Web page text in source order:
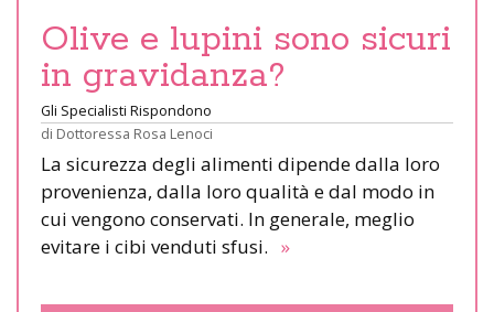
Olive e lupini sono sicuri
in gravidanza?
Gli Specialisti Rispondono
di Dottoressa Rosa Lenoci
La sicurezza degli alimenti dipende dalla loro
provenienza, dalla loro qualità e dal modo in
cui vengono conservati. In generale, meglio
evitare i cibi venduti sfusi. »